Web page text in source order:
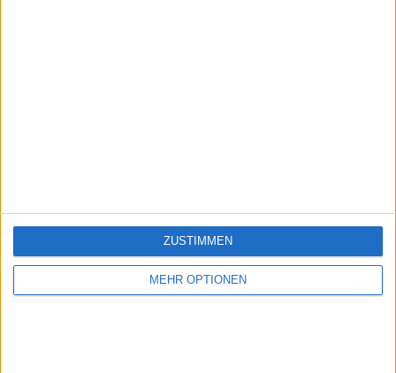
MEHR OPTIONEN
ZUSTIMMEN